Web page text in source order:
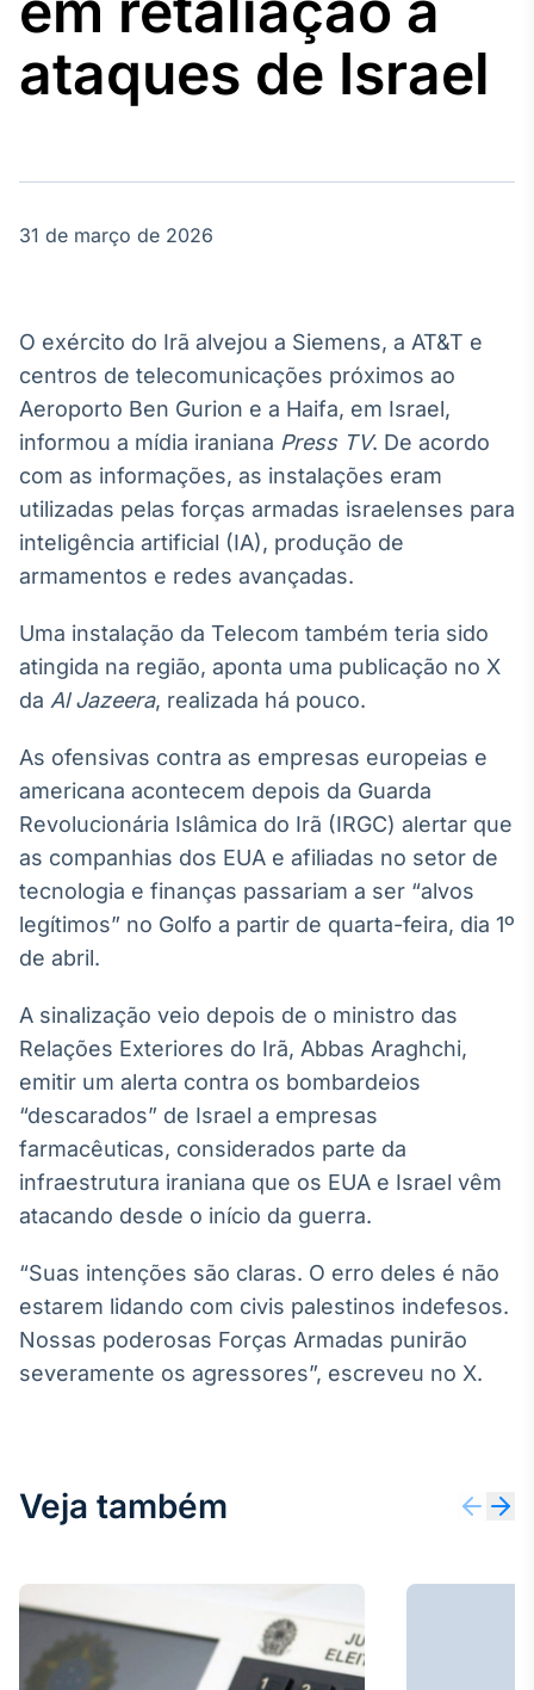
Agro
Tudo sobre o
agronegócio
Broadcast
Energia
O setor de
energia elétrica
Broadcast
White Label
personalizados
Soluções de Dados
e Conteúdos
OTC
Plataforma para
negociação de
ativos
Broadcast
Datafeed
conteúdos e
dados
Broadcast
Ticker
Cotações e
headlines de
notícias
Broadcast
Componentes
para conteúdos e
funcionalidades
Broadcast
Curadoria
Curadoria de
ataques de Israel
31 de março de 2026
O exército do Irã alvejou a Siemens, a AT&T e
centros de telecomunicações próximos ao
Aeroporto Ben Gurion e a Haifa, em Israel,
informou a mídia iraniana Press TV. De acordo
com as informações, as instalações eram
utilizadas pelas forças armadas israelenses para
inteligência artificial (IA), produção de
armamentos e redes avançadas.
Uma instalação da Telecom também teria sido
atingida na região, aponta uma publicação no X
da Al Jazeera, realizada há pouco.
As ofensivas contra as empresas europeias e
americana acontecem depois da Guarda
Revolucionária Islâmica do Irã (IRGC) alertar que
as companhias dos EUA e afiliadas no setor de
tecnologia e finanças passariam a ser “alvos
legítimos” no Golfo a partir de quarta-feira, dia 1º
de abril.
A sinalização veio depois de o ministro das
Relações Exteriores do Irã, Abbas Araghchi,
emitir um alerta contra os bombardeios
“descarados” de Israel a empresas
farmacêuticas, considerados parte da
infraestrutura iraniana que os EUA e Israel vêm
atacando desde o início da guerra.
“Suas intenções são claras. O erro deles é não
estarem lidando com civis palestinos indefesos.
Nossas poderosas Forças Armadas punirão
severamente os agressores”, escreveu no X.
Veja também